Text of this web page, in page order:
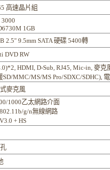
高速晶片組
3000
1GB
2.5" 9.5mm SATA 硬碟 5400轉
DVD RW
HDMI, D-Sub, RJ45, Mic-in, 麥克
SD/MMC/MS/MS Pro/SDXC/SDHC),
麥克風
1000乙太網路介面
802.11b/g/n無線網路
+ HS